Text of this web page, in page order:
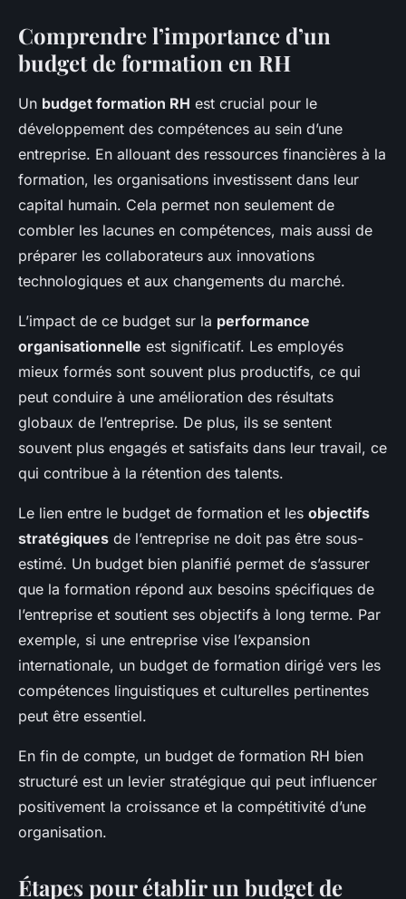
Comprendre l’importance d’un
budget de formation en RH
Un budget formation RH est crucial pour le
développement des compétences au sein d’une
entreprise. En allouant des ressources financières à la
formation, les organisations investissent dans leur
capital humain. Cela permet non seulement de
combler les lacunes en compétences, mais aussi de
préparer les collaborateurs aux innovations
technologiques et aux changements du marché.
L’impact de ce budget sur la performance
organisationnelle est significatif. Les employés
mieux formés sont souvent plus productifs, ce qui
peut conduire à une amélioration des résultats
globaux de l’entreprise. De plus, ils se sentent
souvent plus engagés et satisfaits dans leur travail, ce
qui contribue à la rétention des talents.
Le lien entre le budget de formation et les objectifs
stratégiques de l’entreprise ne doit pas être sous-
estimé. Un budget bien planifié permet de s’assurer
que la formation répond aux besoins spécifiques de
l’entreprise et soutient ses objectifs à long terme. Par
exemple, si une entreprise vise l’expansion
internationale, un budget de formation dirigé vers les
compétences linguistiques et culturelles pertinentes
peut être essentiel.
En fin de compte, un budget de formation RH bien
structuré est un levier stratégique qui peut influencer
positivement la croissance et la compétitivité d’une
organisation.
Étapes pour établir un budget de